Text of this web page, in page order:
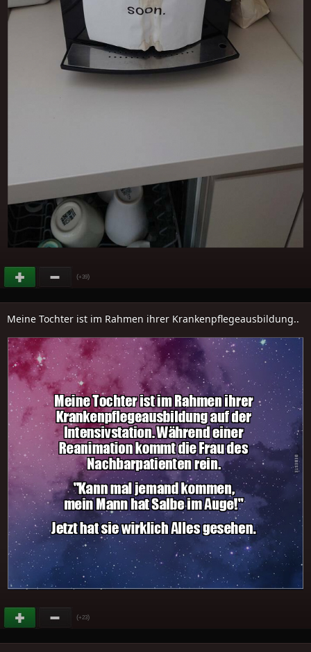
(+39)
Meine Tochter ist im Rahmen ihrer Krankenpflegeausbildung..
(+23)